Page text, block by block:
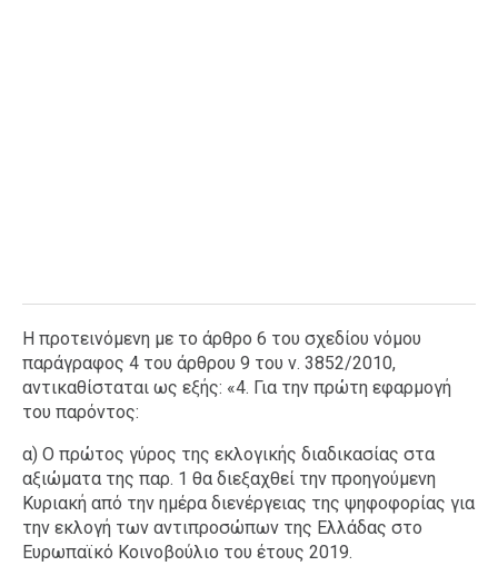
Η προτεινόμενη με το άρθρο 6 του σχεδίου νόμου
παράγραφος 4 του άρθρου 9 του ν. 3852/2010,
αντικαθίσταται ως εξής: «4. Για την πρώτη εφαρμογή
του παρόντος:
α) Ο πρώτος γύρος της εκλογικής διαδικασίας στα
αξιώματα της παρ. 1 θα διεξαχθεί την προηγούμενη
Κυριακή από την ημέρα διενέργειας της ψηφοφορίας για
την εκλογή των αντιπροσώπων της Ελλάδας στο
Ευρωπαϊκό Κοινοβούλιο του έτους 2019.